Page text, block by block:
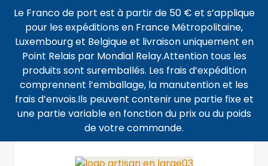
Le Franco de port est à partir de 50 € et s’applique
pour les expéditions en France Métropolitaine,
Luxembourg et Belgique et livraison uniquement en
Point Relais par Mondial Relay.Attention tous les
produits sont suremballés. Les frais d’expédition
comprennent l’emballage, la manutention et les
frais d’envois.Ils peuvent contenir une partie fixe et
une partie variable en fonction du prix ou du poids
de votre commande.